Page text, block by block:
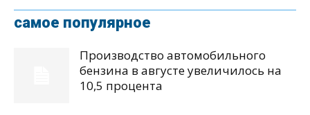
самое популярное
Производство автомобильного
бензина в августе увеличилось на
10,5 процента